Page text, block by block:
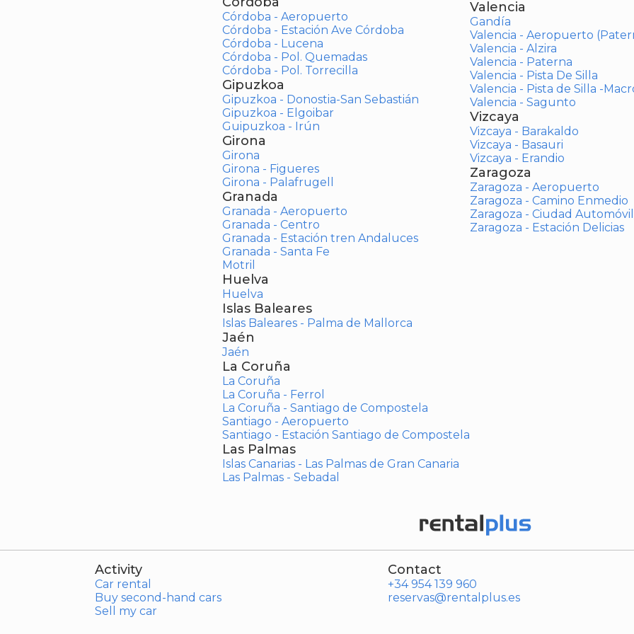
Córdoba - Aeropuerto
Córdoba - Estación Ave Córdoba
Córdoba - Lucena
Córdoba - Pol. Quemadas
Córdoba - Pol. Torrecilla
Gipuzkoa
Gipuzkoa - Donostia-San Sebastián
Gipuzkoa - Elgoibar
Guipuzkoa - Irún
Girona
Girona
Girona - Figueres
Girona - Palafrugell
Granada
Granada - Aeropuerto
Granada - Centro
Granada - Estación tren Andaluces
Granada - Santa Fe
Motril
Huelva
Huelva
Islas Baleares
Islas Baleares - Palma de Mallorca
Jaén
Jaén
La Coruña
La Coruña
La Coruña - Ferrol
La Coruña - Santiago de Compostela
Santiago - Aeropuerto
Santiago - Estación Santiago de Compostela
Las Palmas
Islas Canarias - Las Palmas de Gran Canaria
Las Palmas - Sebadal
Valencia
Gandía
Valencia - Aeropuerto
Valencia - Alzira
Valencia - Paterna
Valencia - Pista De Silla
Valencia - Pista de Silla -
Valencia - Sagunto
Vizcaya
Vizcaya - Barakaldo
Vizcaya - Basauri
Vizcaya - Erandio
Zaragoza
Zaragoza - Aeropuerto
Zaragoza - Camino Enmedio
Zaragoza - Ciudad Automóvil
Zaragoza - Estación Delicias
Activity
Car rental
Buy second-hand cars
Sell my car
Contact
+34 954 139 960
reservas@rentalplus.es